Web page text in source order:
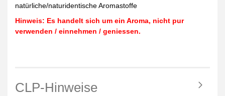
natürliche/naturidentische Aromastoffe
Hinweis: Es handelt sich um ein Aroma, nicht pur
verwenden / einnehmen / geniessen.
CLP-Hinweise